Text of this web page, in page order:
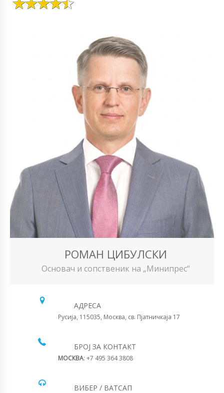
РОМАН ЦИБУЛСКИ
Основач и сопственик на „Минипрес“
АДРЕСА
Русија, 115035, Москва, св. Пјатничкаја 17
БРОЈ ЗА КОНТАКТ
МОСКВА: +7 495 364 3808
ВИБЕР / ВАТСАП